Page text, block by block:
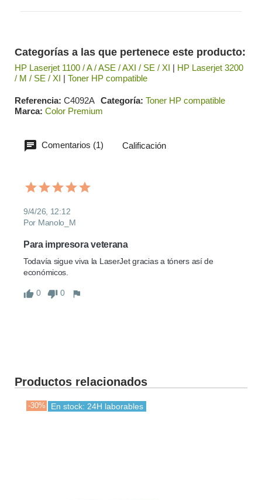
Categorías a las que pertenece este producto:
HP Laserjet 1100 / A / ASE / AXI / SE / XI | HP Laserjet 3200
/ M / SE / XI | Toner HP compatible
Referencia C4092A Categoría Toner HP compatible
Marca Color Premium
Comentarios (1) Calificación
9/4/26, 12:12
Por Manolo_M
Para impresora veterana
Todavía sigue viva la LaserJet gracias a tóners así de
económicos.
0 0
Productos relacionados
-30% En stock: 24H laborables